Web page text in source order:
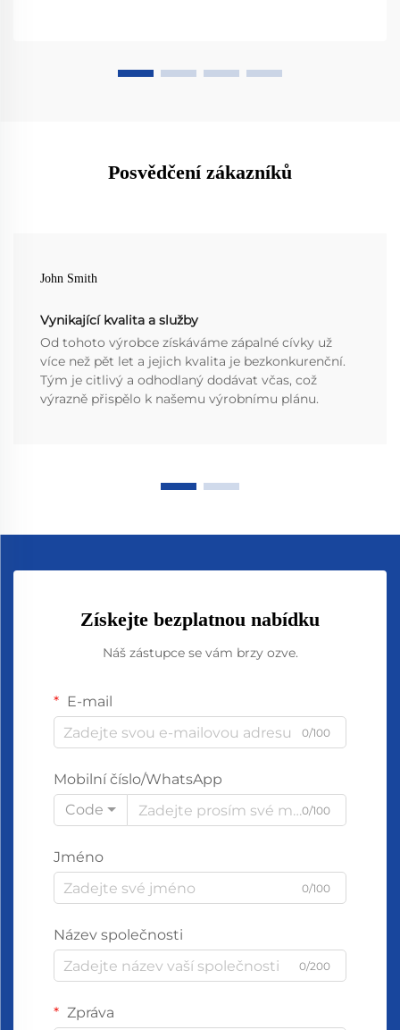
Posvědčení zákazníků
John Smith
Vynikající kvalita a služby
Od tohoto výrobce získáváme zápalné cívky už
více než pět let a jejich kvalita je bezkonkurenční.
Tým je citlivý a odhodlaný dodávat včas, což
výrazně přispělo k našemu výrobnímu plánu.
Získejte bezplatnou nabídku
Náš zástupce se vám brzy ozve.
E-mail
0/100
Mobilní číslo/WhatsApp
Code
0/100
Jméno
0/100
Název společnosti
0/200
Zpráva